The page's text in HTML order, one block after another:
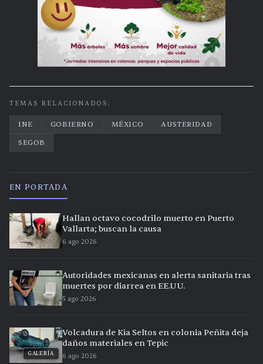
TEMAS RELACIONADOS:
INE GOBIERNO MÉXICO
AUSTERIDAD
SEGOB
EN PORTADA
Hallan octavo cocodrilo muerto en Puerto
Vallarta; buscan la causa
6 ago 2026
Autoridades mexicanas en alerta sanitaria tras
muertes por diarrea en EE.UU.
5 ago 2026
GALERÍA
Volcadura de Kia Seltos en colonia Peñita deja
daños materiales en Tepic
6 ago 2026